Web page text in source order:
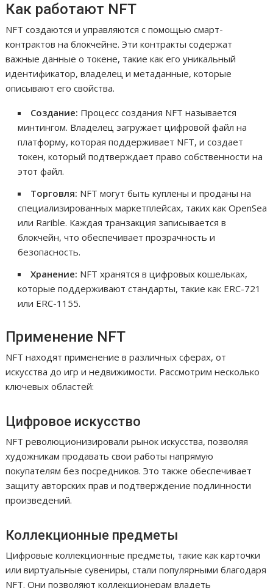
Как работают NFT
NFT создаются и управляются с помощью смарт-
контрактов на блокчейне. Эти контракты содержат
важные данные о токене, такие как его уникальный
идентификатор, владелец и метаданные, которые
описывают его свойства.
Создание: Процесс создания NFT называется
минтингом. Владелец загружает цифровой файл на
платформу, которая поддерживает NFT, и создает
токен, который подтверждает право собственности на
этот файл.
Торговля: NFT могут быть куплены и проданы на
специализированных маркетплейсах, таких как OpenSea
или Rarible. Каждая транзакция записывается в
блокчейн, что обеспечивает прозрачность и
безопасность.
Хранение: NFT хранятся в цифровых кошельках,
которые поддерживают стандарты, такие как ERC-721
или ERC-1155.
Применение NFT
NFT находят применение в различных сферах, от
искусства до игр и недвижимости. Рассмотрим несколько
ключевых областей:
Цифровое искусство
NFT революционизировали рынок искусства, позволяя
художникам продавать свои работы напрямую
покупателям без посредников. Это также обеспечивает
защиту авторских прав и подтверждение подлинности
произведений.
Коллекционные предметы
Цифровые коллекционные предметы, такие как карточки
или виртуальные сувениры, стали популярными благодаря
NFT. Они позволяют коллекционерам владеть